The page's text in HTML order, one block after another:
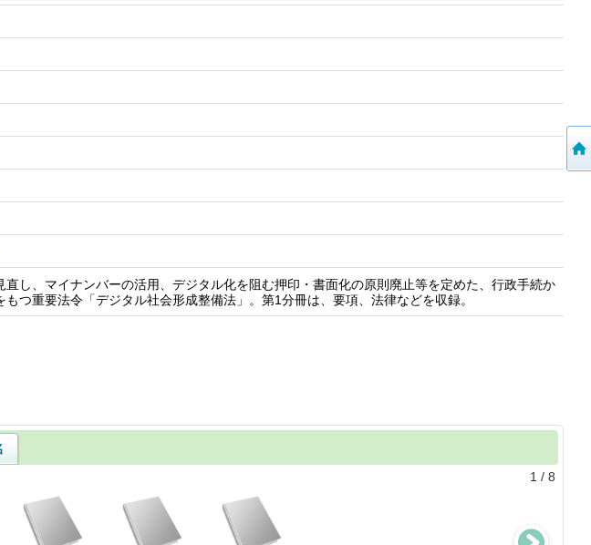
直し、マイナンバーの活用、デジタル化を阻む押印・書面化の原則廃止等を定めた、行政手続か
もつ重要法令「デジタル社会形成整備法」。第1分冊は、要項、法律などを収録。
1 / 8